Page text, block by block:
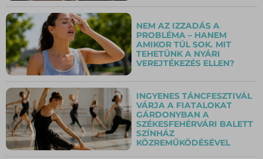
NEM AZ IZZADÁS A
PROBLÉMA – HANEM
AMIKOR TÚL SOK. MIT
TEHETÜNK A NYÁRI
VEREJTÉKEZÉS ELLEN?
INGYENES TÁNCFESZTIVÁL
VÁRJA A FIATALOKAT
GÁRDONYBAN A
SZÉKESFEHÉRVÁRI BALETT
SZÍNHÁZ
KÖZREMŰKÖDÉSÉVEL